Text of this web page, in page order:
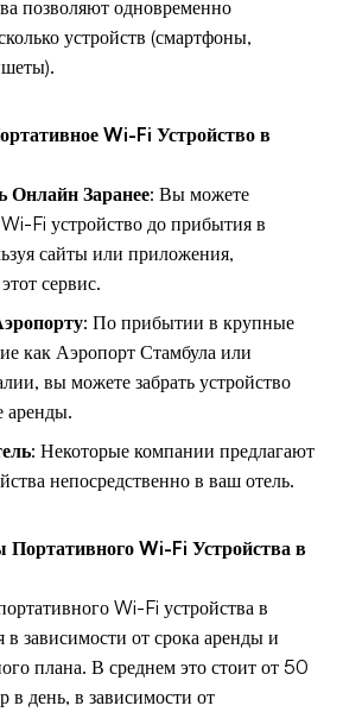
позволяют одновременно
устройств (смартфоны,
Wi-Fi Устройство в
Онлайн Заранее: Вы можете
Fi устройство до прибытия в
сайты или приложения,
сервис.
: По прибытии в крупные
как Аэропорт Стамбула или
вы можете забрать устройство
аренды.
: Некоторые компании предлагают
непосредственно в ваш отель.
Wi-Fi Устройства в
Wi-Fi устройства в
в зависимости от срока аренды и
плана. В среднем это стоит от 50
в день, в зависимости от